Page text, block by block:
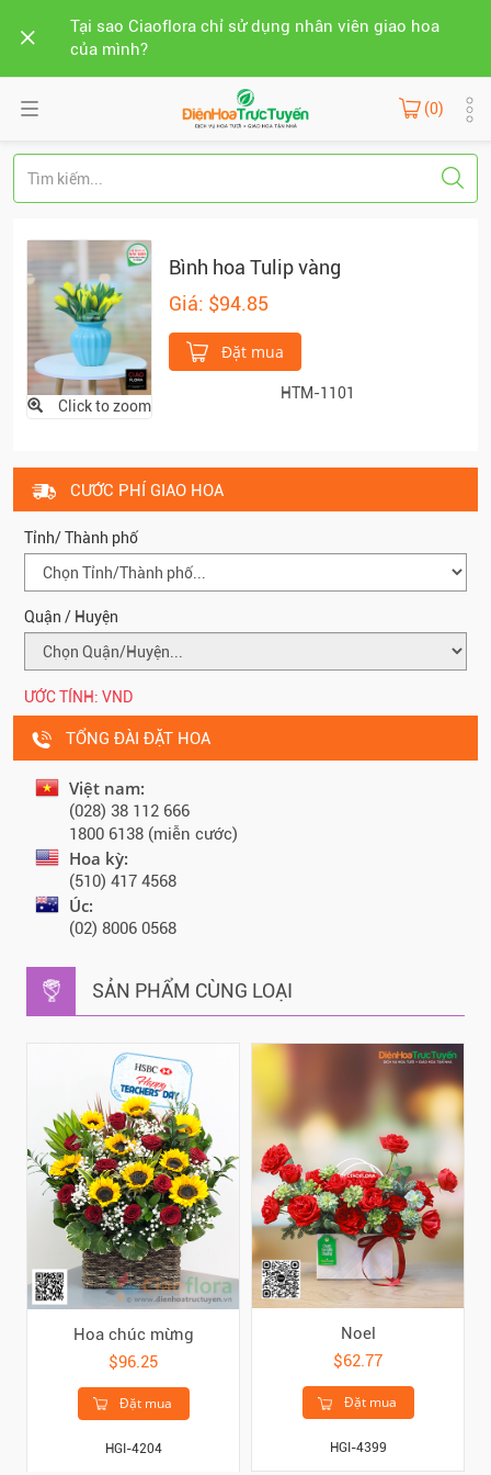
Tại sao Ciaoflora chỉ sử dụng nhân viên giao hoa
của mình?
(0)
Click to zoom
Bình hoa Tulip vàng
Giá: $94.85
Đặt mua
HTM-1101
CƯỚC PHÍ GIAO HOA
Tỉnh/ Thành phố
Quận / Huyện
ƯỚC TÍNH: VND
TỔNG ĐÀI ĐẶT HOA
Việt nam:
(028) 38 112 666
1800 6138 (miễn cước)
Hoa kỳ:
(510) 417 4568
Úc:
(02) 8006 0568
SẢN PHẨM CÙNG LOẠI
Hoa chúc mừng
$96.25
Đặt mua
HGI-4204
Noel
$62.77
Đặt mua
HGI-4399